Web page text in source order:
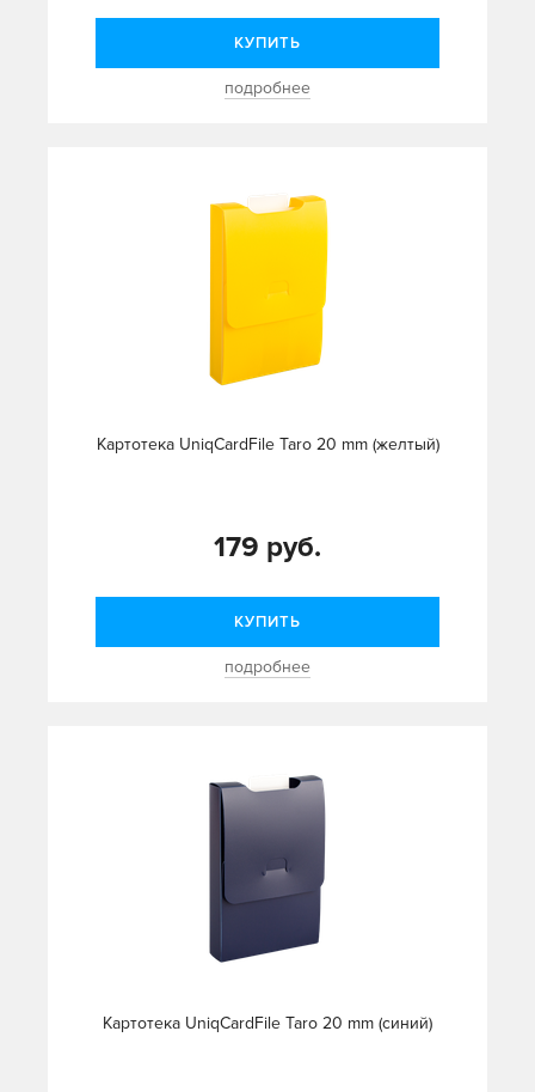
КУПИТЬ
подробнее
Картотека UniqCardFile Taro 20 mm (желтый)
179 руб.
КУПИТЬ
подробнее
Картотека UniqCardFile Taro 20 mm (синий)